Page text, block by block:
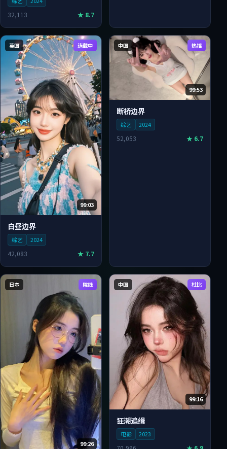
32,113 ★ 8.7
英国 连载中
99:03
白昼边界
综艺 2024
42,083 ★ 7.7
中国 热播
99:53
断桥边界
综艺 2024
52,053 ★ 6.7
日本 院线
99:26
中国 杜比
99:16
狂潮追缉
电影 2023